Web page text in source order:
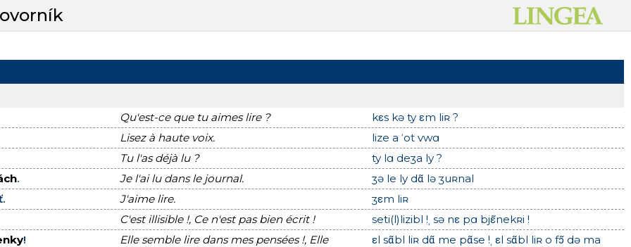
Qu'est-ce que tu aimes lire ?
kεs kə ty εm liʀ ?
Lisez à haute voix.
lize a ˈot vwɑ
Tu l'as déjà lu ?
ty lɑ deʒa ly ?
. Je l'ai lu dans le journal.
ʒə le ly dɑ̃ lə ʒuʀnal
J'aime lire.
ʒεm liʀ
C'est illisible !, Ce n'est pas bien écrit !
seti(l)lizibl !ˌ sə nε pɑ bjε̃nekʀi !
!
Elle semble lire dans mes pensées !, Elle
εl sɑ̃bl liʀ dɑ̃ me pɑ̃se !ˌ εl sɑ̃bl liʀ o fɔ̃ də ma